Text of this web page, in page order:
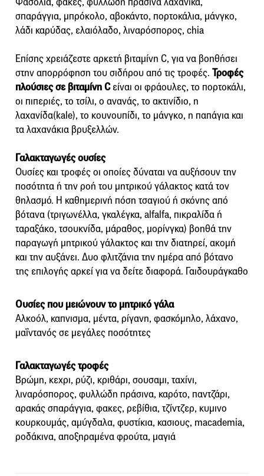
σπαράγγια, μπρόκολο, αβοκάντο, πορτοκάλια, μάνγκο,
λάδι καρύδας, ελαιόλαδο, λιναρόσπορος, chia
Επίσης χρειάζεστε αρκετή βιταμίνη C, για να βοηθήσει
στην απορρόφηση του σιδήρου από τις τροφές. Τροφές
πλούσιες σε βιταμίνη Cείναι οι φράουλες, το πορτοκάλι,
οι πιπεριές, το τσίλι, ο ανανάς, το ακτινίδιο, η
λαχανίδα(kale), το κουνουπίδι, το μάνγκο, η παπάγια και
τα λαχανάκια βρυξελλών.
Γαλακταγωγές ουσίες
Ουσίες και τροφές οι οποίες δύναται να αυξήσουν την
ποσότητα ή την ροή του μητρικού γάλακτος κατά τον
θηλασμό. Η καθημερινή πόση τσαγιού ή σκόνης από
βότανα (τριγωνέλλα, γκαλέγκα, alfalfa, πικραλίδα ή
ταραξάκο, τσουκνίδα, μάραθος, μορίνγκα) βοηθά την
παραγωγή μητρικού γάλακτος και την διατηρεί, ακομή
και την αυξάνει. Δυο φλιτζάνια την ημέρα από βότανο
της επιλογής αρκεί για να δείτε διαφορά. Γαιδουράγκαθο
Ουσίες που μειώνουν το μητρικό γάλα
Αλκοόλ, καπνισμα, μέντα, ρίγανη, φασκόμηλο, λάχανο,
μαΐντανός σε μεγάλες ποσότητες
Γαλακταγωγές τροφές
Βρώμη, κεχρι, ρύζι, κριθάρι, σουσαμι, ταχίνι,
λιναρόσπορος, φυλλώδη πράσινα, καρότο, παντζάρι,
αρακάς σπαράγγια, φακες, ρεβίθια, τζίντζερ, κυμινο
κουρκουμάς, αμύγδαλα, φυστίκια, κασιους, macademia,
ροδάκινα, αποξηραμένα φρούτα, μαγιά